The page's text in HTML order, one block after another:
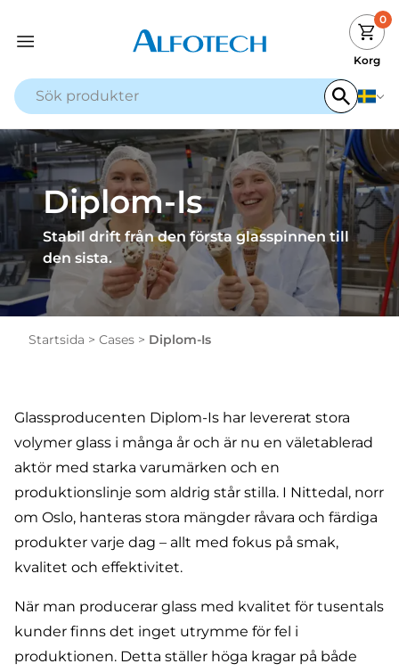
0
Korg
Diplom-Is
Stabil drift från den första glasspinnen till
den sista.
Startsida > Cases > Diplom-Is
Glassproducenten Diplom-Is har levererat stora
volymer glass i många år och är nu en väletablerad
aktör med starka varumärken och en
produktionslinje som aldrig står stilla. I Nittedal, norr
om Oslo, hanteras stora mängder råvara och färdiga
produkter varje dag – allt med fokus på smak,
kvalitet och effektivitet.
När man producerar glass med kvalitet för tusentals
kunder finns det inget utrymme för fel i
produktionen. Detta ställer höga kragar på både